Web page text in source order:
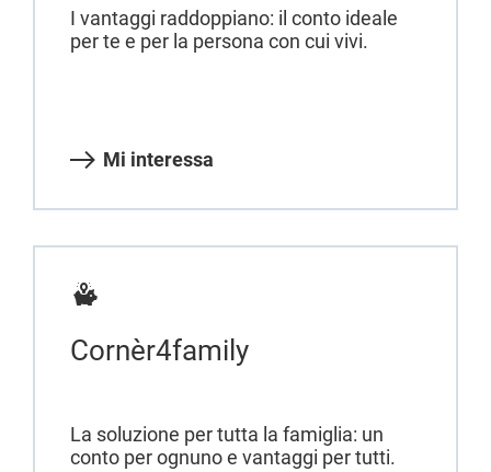
I vantaggi raddoppiano: il conto ideale
per te e per la persona con cui vivi.
Mi interessa
Cornèr4family
La soluzione per tutta la famiglia: un
conto per ognuno e vantaggi per tutti.